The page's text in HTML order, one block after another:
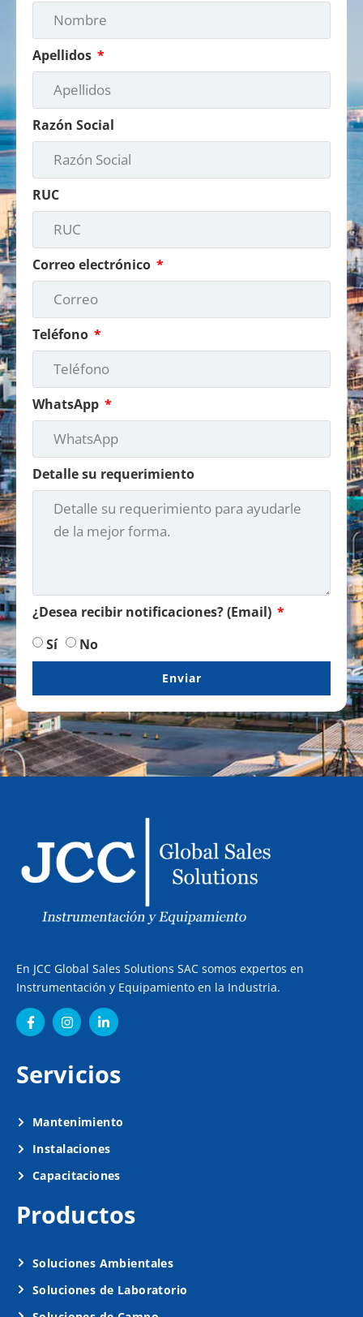
Apellidos
Razón Social
RUC
Correo electrónico
Teléfono
WhatsApp
Detalle su requerimiento
¿Desea recibir notificaciones? (Email)
Sí
No
Enviar
En JCC Global Sales Solutions SAC somos expertos en
Instrumentación y Equipamiento en la Industria.
Servicios
Mantenimiento
Instalaciones
Capacitaciones
Productos
Soluciones Ambientales
Soluciones de Laboratorio